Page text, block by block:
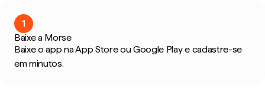
1
Baixe a Morse
Baixe o app na App Store ou Google Play e cadastre-se
em minutos.